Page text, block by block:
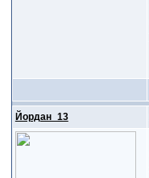
Йордан_13